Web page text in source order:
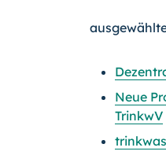
Neue
TrinkwV